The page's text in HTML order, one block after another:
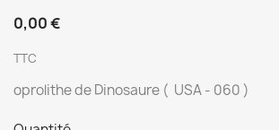
0,00 €
TTC
oprolithe de Dinosaure ( USA - 060 )